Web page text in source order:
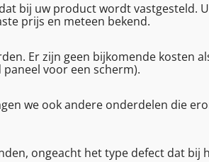
bij uw product wordt vastgesteld. U
prijs en meteen bekend.
Er zijn geen bijkomende kosten
voor een scherm).
we ook andere onderdelen die
ongeacht het type defect dat bij